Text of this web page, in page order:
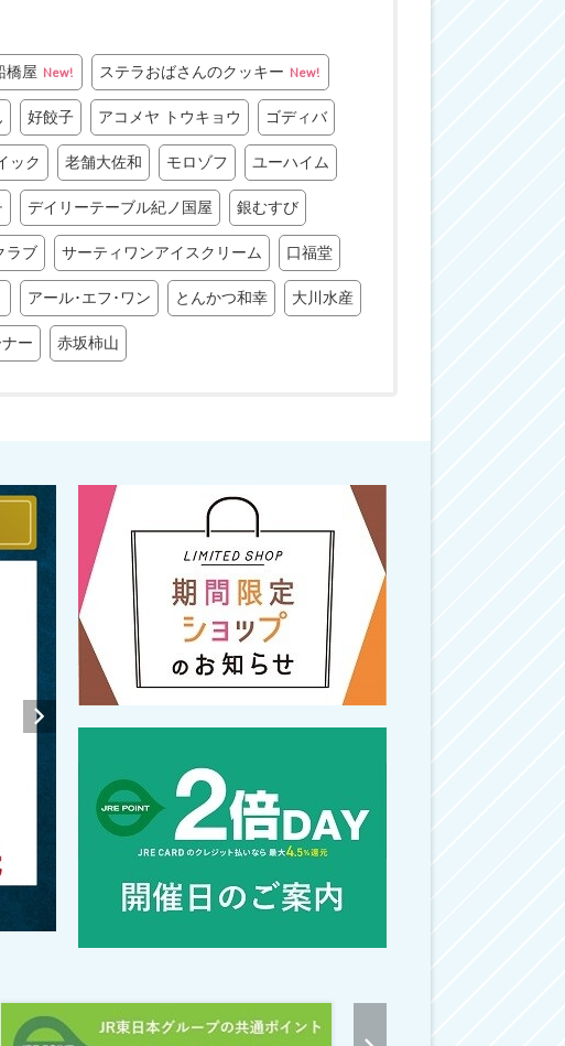
橋屋 New! ステラおばさんのクッキー New!
好餃子 アコメヤ トウキョウ ゴディバ
ック 老舗大佐和 モロゾフ ユーハイム
デイリーテーブル紀ノ国屋 銀むすび
ラブ サーティワンアイスクリーム 口福堂
アール･エフ･ワン とんかつ和幸 大川水産
ー 赤坂柿山